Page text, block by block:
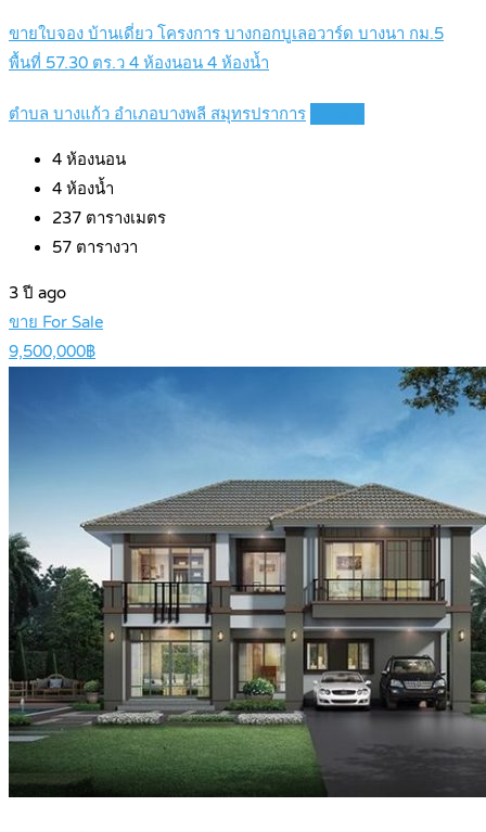
ขายใบจอง บ้านเดี่ยว โครงการ บางกอกบูเลอวาร์ด บางนา กม.5
พื้นที่ 57.30 ตร.ว 4 ห้องนอน 4 ห้องน้ำ
ตำบล บางแก้ว อำเภอบางพลี สมุทรปราการ
4 ห้องนอน
4 ห้องน้ำ
237 ตารางเมตร
57 ตารางวา
3 ปี ago
ขาย For Sale
9,500,000฿